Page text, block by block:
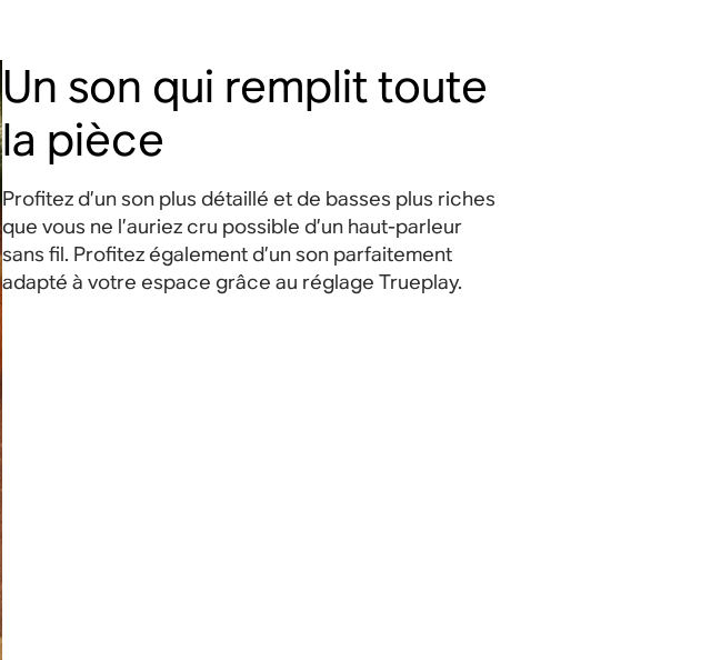
Un son qui remplit toute
la pièce
Profitez d’un son plus détaillé et de basses plus riches
que vous ne l’auriez cru possible d’un haut-parleur
sans fil. Profitez également d’un son parfaitement
adapté à votre espace grâce au réglage Trueplay.